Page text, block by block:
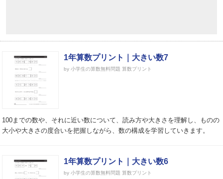
1年算数プリント｜大きい数7
by 小学生の算数無料問題 算数プリント
100までの数や、それに近い数について、読み方や大きさを理解し、ものの
大小や大きさの度合いを把握しながら、数の構成を学習していきます。
1年算数プリント｜大きい数6
by 小学生の算数無料問題 算数プリント